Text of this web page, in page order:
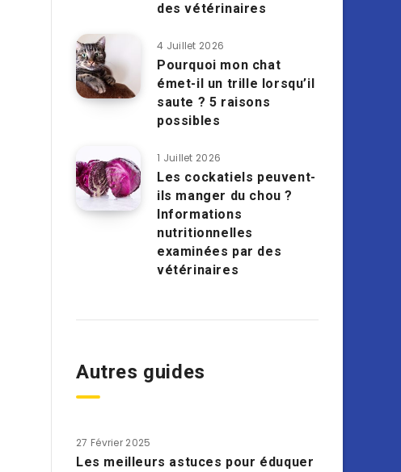
des vétérinaires
4 Juillet 2026
Pourquoi mon chat
émet-il un trille lorsqu’il
saute ? 5 raisons
possibles
1 Juillet 2026
Les cockatiels peuvent-
ils manger du chou ?
Informations
nutritionnelles
examinées par des
vétérinaires
Autres guides
27 Février 2025
Les meilleurs astuces pour éduquer